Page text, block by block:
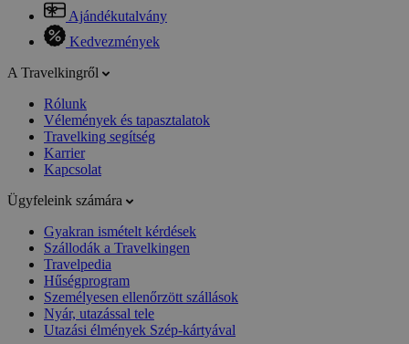
Ajándékutalvány
Kedvezmények
A Travelkingről
Rólunk
Vélemények és tapasztalatok
Travelking segítség
Karrier
Kapcsolat
Ügyfeleink számára
Gyakran ismételt kérdések
Szállodák a Travelkingen
Travelpedia
Hűségprogram
Személyesen ellenőrzött szállások
Nyár, utazással tele
Utazási élmények Szép-kártyával